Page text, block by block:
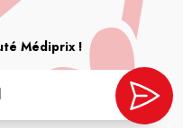
Médiprix !